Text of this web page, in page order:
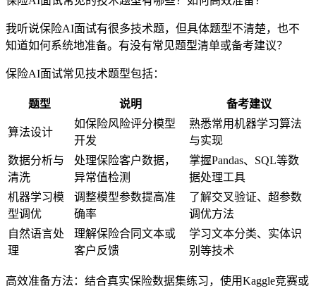
我听说保险AI面试有很多技术题，但具体题型不清楚，也不
知道如何系统地准备。有没有常见题型清单或备考建议？
保险AI面试常见技术题型包括：
题型 说明 备考建议
算法设计
如保险风险评分模型
开发
熟悉常用机器学习算法
与实现
数据分析与
清洗
处理保险客户数据，
异常值检测
掌握Pandas、SQL等数
据处理工具
机器学习模
型调优
调整模型参数提高准
确率
了解交叉验证、超参数
调优方法
自然语言处
理
理解保险合同文本或
客户反馈
学习文本分类、实体识
别等技术
高效准备方法：结合真实保险数据集练习，使用Kaggle竞赛或